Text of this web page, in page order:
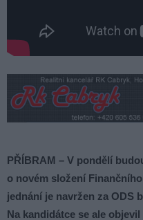
PŘÍBRAM – V pondělí
o novém složení
jednání je navržen za ODS
Na kandidátce se ale